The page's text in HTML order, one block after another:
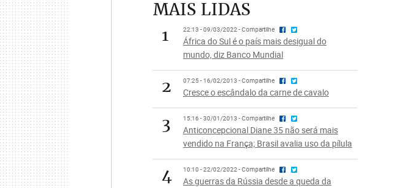
MAIS LIDAS
1
22:13 - 09/03/2022 - Compartilhe
África do Sul é o país mais desigual do
mundo, diz Banco Mundial
2 07:25 - 16/02/2013 - Compartilhe
Cresce o escândalo da carne de cavalo
3 15:16 - 30/01/2013 - Compartilhe
Anticoncepcional Diane 35 não será mais
vendido na França; Brasil avalia uso da pílula
4 10:10 - 22/02/2022 - Compartilhe
As guerras da Rússia desde a queda da